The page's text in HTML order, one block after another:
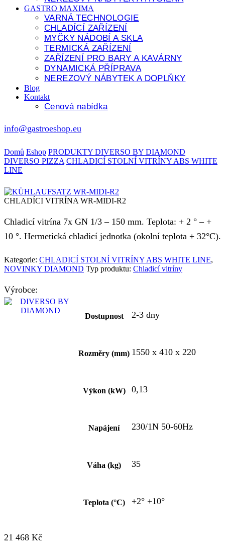
GASTRO MAXIMA
VARNÁ TECHNOLOGIE
CHLADÍCÍ ZAŘÍZENÍ
MYČKY NÁDOBÍ A SKLA
TERMICKÁ ZAŘÍZENÍ
ZAŘÍZENÍ PRO BARY A KAVÁRNY
DYNAMICKÁ PŘÍPRAVA
NEREZOVÝ NÁBYTEK A DOPLŇKY
Blog
Kontakt
Cenová nabídka
info@gastroeshop.eu
Domů Eshop PRODUKTY DIVERSO BY DIAMOND
DIVERSO PIZZA CHLADICÍ STOLNÍ VITRÍNY ABS WHITE
LINE
CHLADÍCI VITRÍNA WR-MIDI-R2
Chladicí vitrína 7x GN 1/3 – 150 mm. Teplota: + 2 ° – +
10 °. Hermetická chladicí jednotka (okolní teplota + 32°C).
Kategorie: CHLADICÍ STOLNÍ VITRÍNY ABS WHITE LINE,
NOVINKY DIAMOND Typ produktu: Chladicí vitríny
Výrobce:
Dostupnost 2-3 dny
Rozměry (mm) 1550 x 410 x 220
Výkon (kW) 0,13
Napájení 230/1N 50-60Hz
Váha (kg) 35
Teplota (°C) +2° +10°
21 468 Kč